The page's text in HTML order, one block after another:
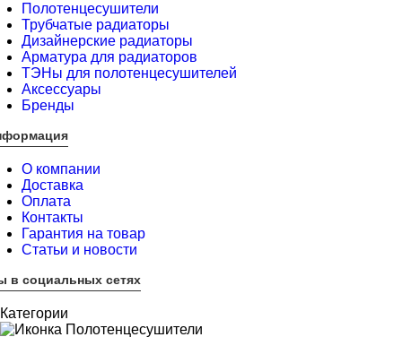
Полотенцесушители
Трубчатые радиаторы
Дизайнерские радиаторы
Арматура для радиаторов
ТЭНы для полотенцесушителей
Аксессуары
Бренды
О компании
Доставка
Оплата
Контакты
Гарантия на товар
Статьи и новости
в социальных сетях
Категории